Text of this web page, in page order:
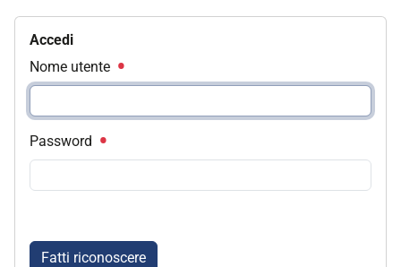
Accedi
Nome utente
Password
Fatti riconoscere